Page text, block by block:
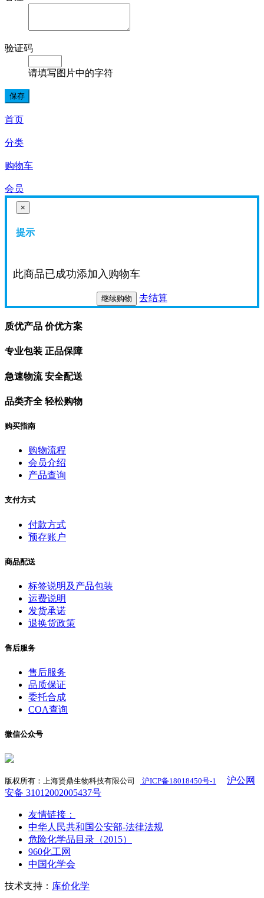
验证码
请填写图片中的字符
首页
分类
购物车
会员
×
提示
此商品已成功添加入购物车
继续购物 去结算
质优产品 价优方案
专业包装 正品保障
急速物流 安全配送
品类齐全 轻松购物
购买指南
购物流程
会员介绍
产品查询
支付方式
付款方式
预存账户
商品配送
标签说明及产品包装
运费说明
发货承诺
退换货政策
售后服务
售后服务
品质保证
委托合成
COA查询
微信公众号
版权所有：上海贤鼎生物科技有限公司 沪ICP备18018450号-1
沪公网
安备 31012002005437号
友情链接：
中华人民共和国公安部-法律法规
危险化学品目录（2015）
960化工网
中国化学会
技术支持： 库价化学